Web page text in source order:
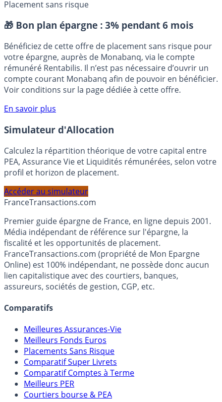
Loi Pinel
Placement sans risque
🎁 Bon plan épargne : 3% pendant 6 mois
Bénéficiez de cette offre de placement sans risque pour
votre épargne, auprès de Monabanq, via le compte
rémunéré Rentabilis. Il n’est pas nécessaire d’ouvrir un
Voir conditions sur la page dédiée à cette offre.
En savoir plus
Simulateur d'Allocation
Calculez la répartition théorique de votre capital entre
PEA, Assurance Vie et Liquidités rémunérées, selon votre
profil et horizon de placement.
FranceTransactions.com
Premier guide épargne de France, en ligne depuis 2001.
Média indépendant de référence sur l'épargne, la
fiscalité et les opportunités de placement.
FranceTransactions.com (propriété de Mon Epargne
Online) est 100% indépendant, ne possède donc aucun
lien capitalistique avec des courtiers, banques,
assureurs, sociétés de gestion, CGP, etc.
Comparatifs
Meilleures Assurances-Vie
Meilleurs Fonds Euros
Placements Sans Risque
Comparatif Super Livrets
Comparatif Comptes à Terme